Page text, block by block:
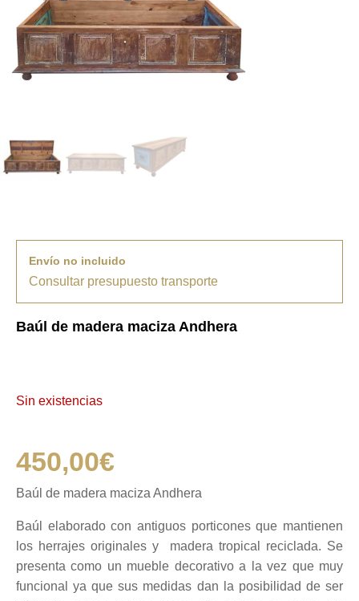
Envío no incluido
Consultar presupuesto transporte
Baúl de madera maciza Andhera
Sin existencias
450,00€
Baúl de madera maciza Andhera
Baúl elaborado con antiguos porticones que mantienen
los herrajes originales y madera tropical reciclada. Se
presenta como un mueble decorativo a la vez que muy
funcional ya que sus medidas dan la posibilidad de ser